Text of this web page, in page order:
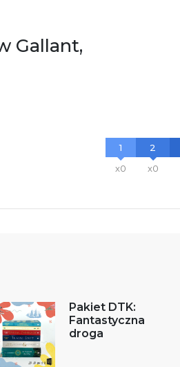
Gallant,
1
x0
2
x0
Pakiet DTK:
Fantastyczna
droga